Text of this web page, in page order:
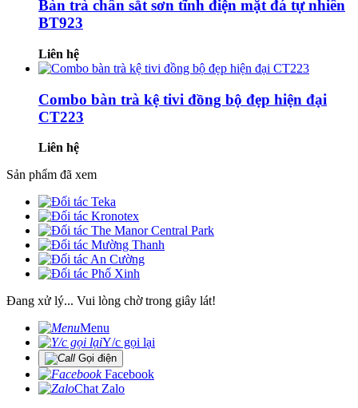
Bàn trà chân sắt sơn tĩnh điện mặt đá tự nhiên
BT923
Liên hệ
Combo bàn trà kệ tivi đồng bộ đẹp hiện đại
CT223
Liên hệ
Sản phẩm đã xem
Đang xử lý... Vui lòng chờ trong giây lát!
Menu
Y/c gọi lại
Gọi điện
Facebook
Chat Zalo